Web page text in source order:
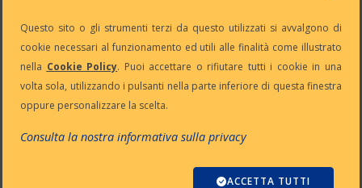
Partita Iva:
IT13383650150
Capitale
Sociale: €
10.500 i.v.
Iscrizione
REA n° MI-
Reg. Imp. n°
MI-2001-
: digiway@legalmail.it
Copyright © Digiway Srl - Designed by Digiway Srl - Powered by HCL
Software Domino
Questo sito o gli strumenti terzi da questo utilizzati si avvalgono di
cookie necessari al funzionamento ed utili alle finalità come illustrato
nella Cookie Policy. Puoi accettare o rifiutare tutti i cookie in una
volta sola, utilizzando i pulsanti nella parte inferiore di questa finestra
oppure personalizzare la scelta.
Consulta la nostra informativa sulla privacy
ACCETTA TUTTI